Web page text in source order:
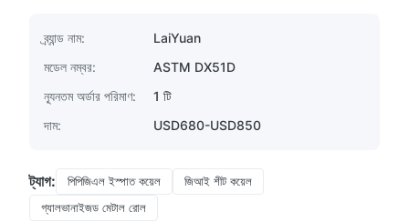
ব্র্যান্ড নাম:
LaiYuan
মডেল নম্বর:
ASTM DX51D
ন্যূনতম অর্ডার পরিমাণ:
1 টি
দাম:
USD680-USD850
ট্যাগ: পিপিজিএল ইস্পাত কয়েল
জিআই শীট কয়েল
গ্যালভানাইজড মেটাল রোল